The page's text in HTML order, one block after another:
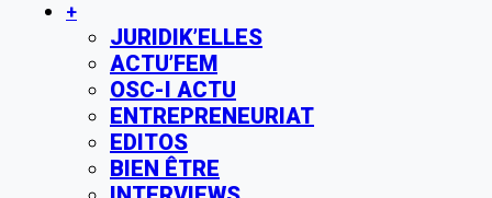
+
JURIDIK’ELLES
ACTU’FEM
OSC-I ACTU
ENTREPRENEURIAT
EDITOS
BIEN ÊTRE